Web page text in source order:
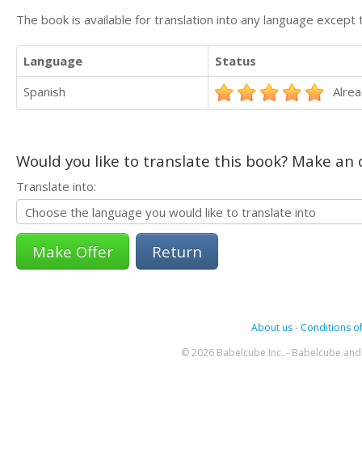
The book is available for translation into any language
Language
Status
Spanish
Would you like to translate this book? Make
Translate into:
Return
About us- Conditions
© 2026 Babelcube Inc. - Babelcube